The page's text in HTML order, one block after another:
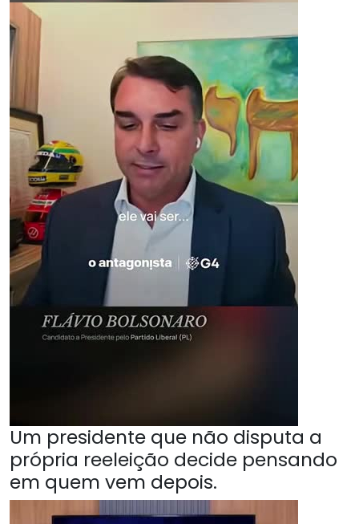
Um presidente que não disputa a
própria reeleição decide pensando
em quem vem depois.